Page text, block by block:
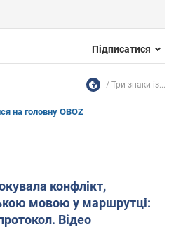
Підписатися
Три знаки із...
на головну OBOZ
конфлікт,
мовою у маршрутці:
Відео